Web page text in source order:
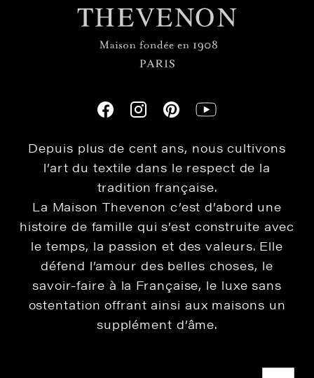
Depuis plus de cent ans, nous cultivons
l’art du textile dans le respect de la
tradition française.
La Maison Thevenon c’est d’abord une
histoire de famille qui s’est construite avec
le temps, la passion et des valeurs. Elle
défend l’amour des belles choses, le
savoir-faire à la Française, le luxe sans
ostentation offrant ainsi aux maisons un
supplément d’âme.